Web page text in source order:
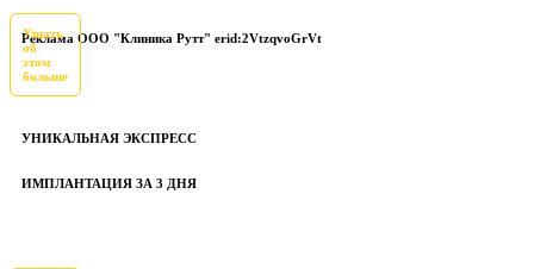
Реклама ООО "Клиника Рутт" erid:2VtzqvoGrVt
Узнать
об
этом
больше
УНИКАЛЬНАЯ ЭКСПРЕСС
ИМПЛАНТАЦИЯ ЗА 3 ДНЯ